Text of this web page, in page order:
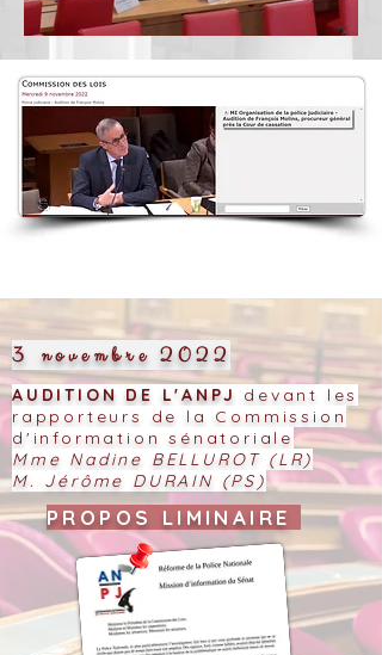
3 novembre 2022
AUDITION DE L'ANPJ devant les
rapporteurs de la Commission
d'information sénatoriale
Mme Nadine BELLUROT (LR)
M. Jérôme DURAIN (PS)
PROPOS LIMINAIRE